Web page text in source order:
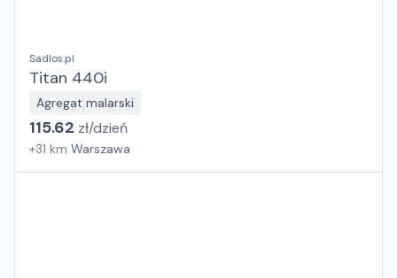
Sadlos.pl
Titan 440i
Agregat malarski
115.62 zł/dzień
+31 km Warszawa